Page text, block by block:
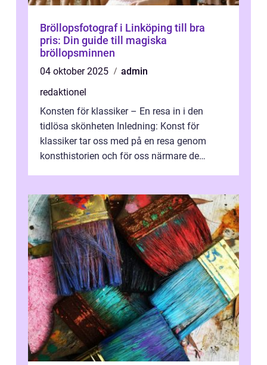
Bröllopsfotograf i Linköping till bra
pris: Din guide till magiska
bröllopsminnen
04 oktober 2025
admin
redaktionel
Konsten för klassiker – En resa in i den
tidlösa skönheten Inledning: Konst för
klassiker tar oss med på en resa genom
konsthistorien och för oss närmare de